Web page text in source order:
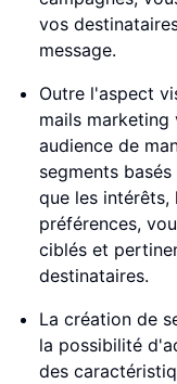
vos
message.
Outre l'aspect
mails
audience de
segments
que les
préférences,
ciblés et
destinataires.
La création de
la possibilité
des